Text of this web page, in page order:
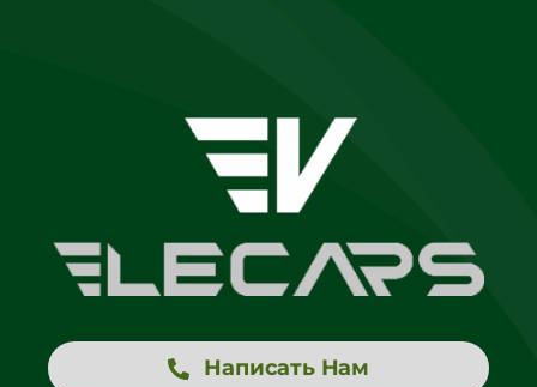
Написать Нам